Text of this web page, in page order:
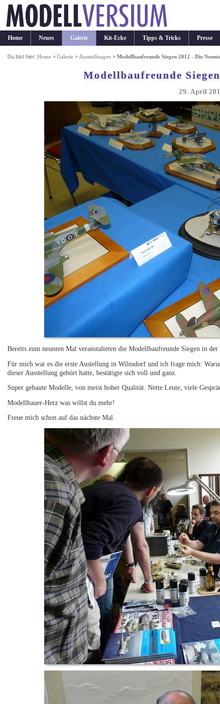
Home Neues Galerie Kit-Ecke Tipps & Tricks Presse
Du bist hier:Home >Galerie > Ausstellungen >Modellbaufreunde Siegen 2012 - Die
Modellbaufreunde
29. April
Bereits zum neunten Mal veranstalteten die Modellbaufreunde Siegen in
Für mich war es die erste Austellung in Wilnsdorf und ich frage mich:
dieser Ausstellung gehört hatte, bestätigte sich voll und ganz.
Super gebaute Modelle, von meist hoher Qualität. Nette Leute, viele
Modellbauer-Herz was willst du mehr!
Freue mich schon auf das nächste Mal.